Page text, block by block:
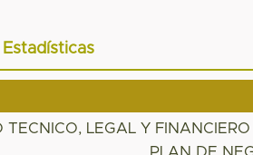
Estadísticas
TECNICO, LEGAL Y
PLAN DE